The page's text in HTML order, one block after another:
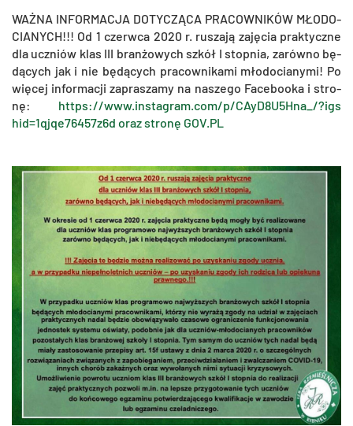
WAŻNA IN­FOR­MA­CJA DO­TY­CZĄ­CA PRA­COW­NI­KÓW MŁO­DO­
CIA­NYCH!!! Od 1 czerw­ca 2020 r. ru­sza­ją za­ję­cia prak­tycz­ne
dla uczniów klas III bran­żo­wych szkół I stop­nia, za­rów­no bę­
dą­cych jak i nie bę­dą­cych pra­cow­ni­ka­mi mło­do­cia­ny­mi! Po
wię­cej in­for­ma­cji za­pra­sza­my na na­sze­go Fa­ce­bo­oka i stro­
nę: https://​www.​instagram.​com/​p/​CAy​D8U5​Hna_/?​igs​
hid=1qj​qe76​457z​6d oraz stro­nę GOV.​PL